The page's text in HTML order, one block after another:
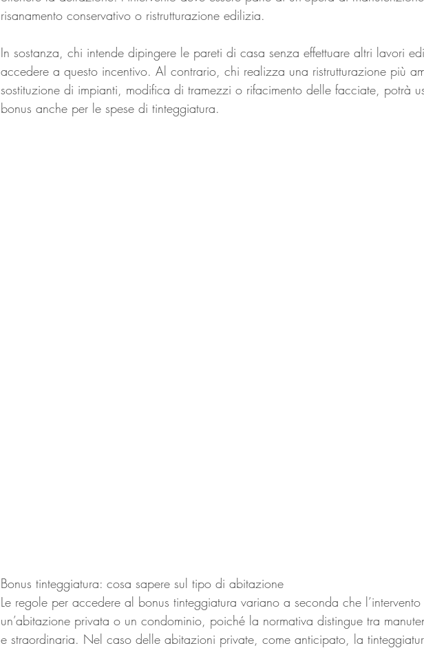
risanamento conservativo o ristrutturazione edilizia.
In sostanza, chi intende dipingere le pareti di casa senza effettuare altri lavori
accedere a questo incentivo. Al contrario, chi realizza una ristrutturazione più
sostituzione di impianti, modifica di tramezzi o rifacimento delle facciate, potrà
bonus anche per le spese di tinteggiatura.
Bonus tinteggiatura: cosa sapere sul tipo di abitazione
Le regole per accedere al bonus tinteggiatura variano a seconda che
un’abitazione privata o un condominio, poiché la normativa distingue tra
e straordinaria. Nel caso delle abitazioni private, come anticipato, la